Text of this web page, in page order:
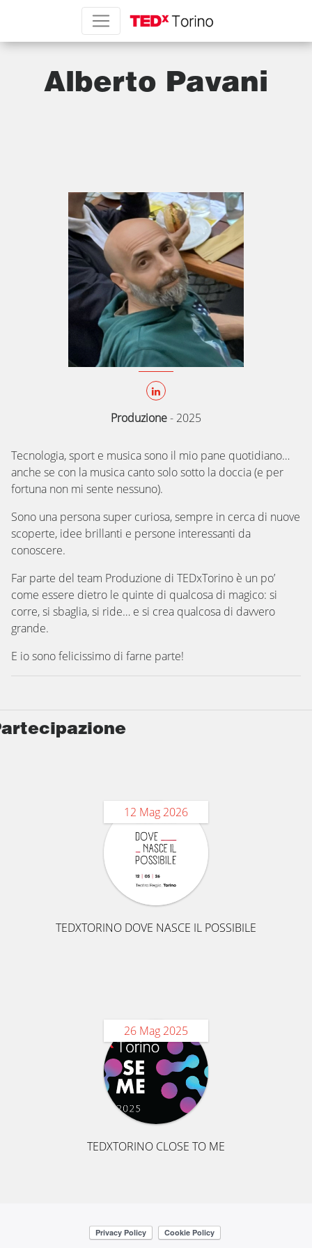
Alberto Pavani
Produzione- 2025
Tecnologia, sport e musica sono il mio pane quotidiano…
anche se con la musica canto solo sotto la doccia (e per
fortuna non mi sente nessuno).
Sono una persona super curiosa, sempre in cerca di nuove
scoperte, idee brillanti e persone interessanti da
conoscere.
Far parte del team Produzione di TEDxTorino è un po’
come essere dietro le quinte di qualcosa di magico: si
corre, si sbaglia, si ride… e si crea qualcosa di davvero
grande.
E io sono felicissimo di farne parte!
12 Mag 2026
TEDXTORINO DOVE NASCE IL POSSIBILE
26 Mag 2025
TEDXTORINO CLOSE TO ME